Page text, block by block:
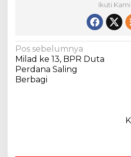
Ikuti Kami
N
a
v
Pos sebelumnya
Milad ke 13, BPR Duta
Perdana Saling
Berbagi